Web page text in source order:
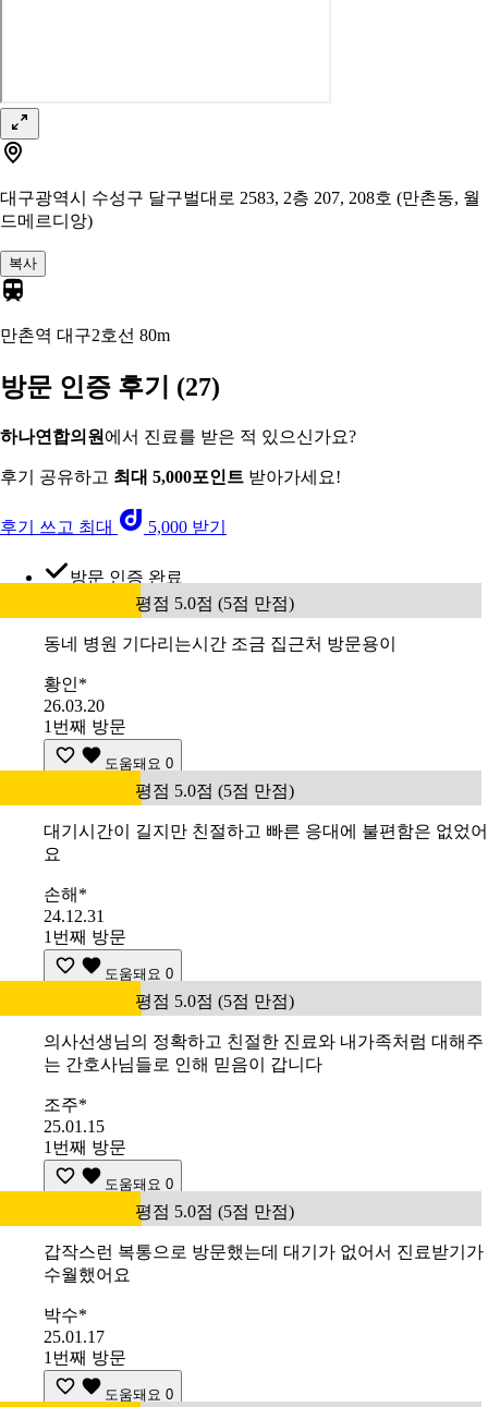
대구광역시 수성구 달구벌대로 2583, 2층 207, 208호 (만촌동, 월
드메르디앙)
복사
만촌역 대구2호선 80m
방문 인증 후기 (27)
하나연합의원 에서 진료를 받은 적 있으신가요?
후기 공유하고 최대 5,000포인트 받아가세요!
후기 쓰고 최대 5,000 받기
방문 인증 완료
평점 5.0점 (5점 만점)
동네 병원 기다리는시간 조금 집근처 방문용이
황인*
26.03.20
1번째 방문
도움돼요 0
평점 5.0점 (5점 만점)
대기시간이 길지만 친절하고 빠른 응대에 불편함은 없었어
요
손해*
24.12.31
1번째 방문
도움돼요 0
평점 5.0점 (5점 만점)
의사선생님의 정확하고 친절한 진료와 내가족처럼 대해주
는 간호사님들로 인해 믿음이 갑니다
조주*
25.01.15
1번째 방문
도움돼요 0
평점 5.0점 (5점 만점)
갑작스런 복통으로 방문했는데 대기가 없어서 진료받기가
수월했어요
박수*
25.01.17
1번째 방문
도움돼요 0